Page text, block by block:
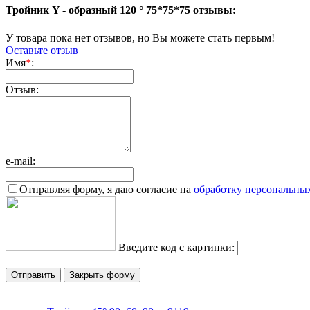
Тройник Y - образный 120 ° 75*75*75 отзывы:
У товара пока нет отзывов, но Вы можете стать первым!
Оставьте отзыв
Имя*:
Отзыв:
e-mail:
Отправляя форму, я даю согласие на обработку
Введите код с картинки:
Закрыть форму